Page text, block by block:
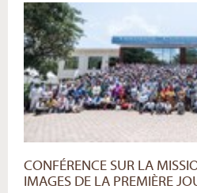
toutes
ses
formes
-
CONFÉRENCE SUR LA
IMAGES DE LA PREMIÈRE